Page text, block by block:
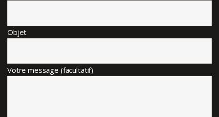
Objet
Votre message (facultatif)